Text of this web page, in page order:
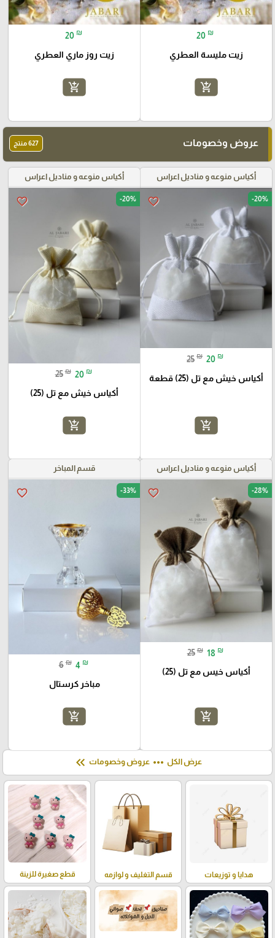
20 ₪
زيت مليسة العطري
add_shopping_cart
20 ₪
زيت روز ماري العطري
add_shopping_cart
عروض وخصومات 627 منتج
أكياس منوعه و مناديل اعراس
favorite_border -20%
25 ₪ 20 ₪
أكياس خيش مع تل (25) قطعة
add_shopping_cart
أكياس منوعه و مناديل اعراس
favorite_border -20%
25 ₪ 20 ₪
أكياس خيش مع تل (25)
add_shopping_cart
أكياس منوعه و مناديل اعراس
favorite_border -28%
25 ₪ 18 ₪
أكياس خيس مع تل (25)
add_shopping_cart
قسم المباخر
favorite_border -33%
6 ₪ 4 ₪
مباخر كرستال
add_shopping_cart
عرض الكل more_horiz عروض وخصومات keyboard_double_arrow_left
هدايا و توزيعات قسم التغليف و لوازمه قطع صغيرة للزينة